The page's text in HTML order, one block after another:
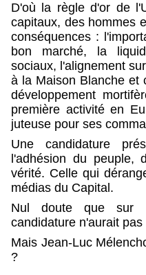
D'où la règle d'or de
capitaux, des hommes
conséquences :
bon marché, la
sociaux, l'alignement
à la Maison Blanche et
développement
première activité en
juteuse pour ses
Une candidature
l'adhésion du
vérité. Celle qui
médias du Capital.
Nul doute que sur
candidature n'aurait
Mais Jean-Luc
?